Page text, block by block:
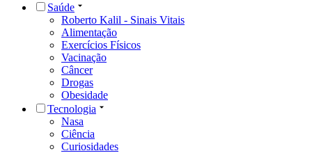
Saúde
Roberto Kalil - Sinais Vitais
Alimentação
Exercícios Físicos
Vacinação
Câncer
Drogas
Obesidade
Tecnologia
Nasa
Ciência
Curiosidades